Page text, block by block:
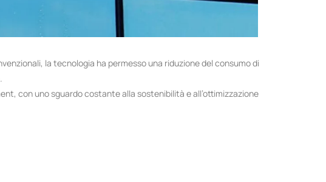
la tecnologia ha permesso una riduzione del consumo di
con uno sguardo costante alla sostenibilità e all’ottimizzazione